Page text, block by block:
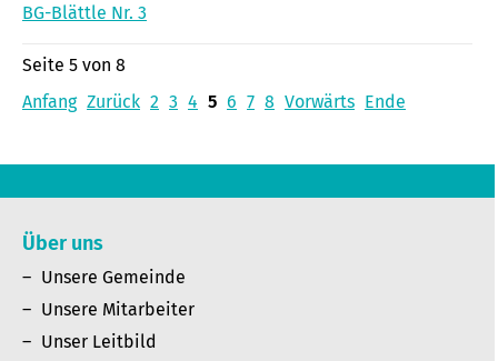
BG-Blättle Nr. 3
Seite 5 von 8
Anfang Zurück 2 3 4 5 6 7 8 Vorwärts Ende
Über uns
Unsere Gemeinde
Unsere Mitarbeiter
Unser Leitbild